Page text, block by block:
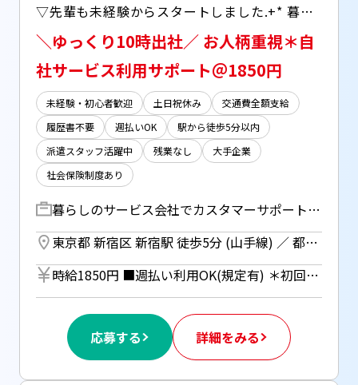
▽先輩も未経験からスタートしました.+* 暮らしのサービスを多角的に展開する、東証プライム上場企業 ▽お電話のお相手は個人ではなく、工務店の方のみ ▽PC入力できればOK ▽ウォーターサーバー利用自由 ▽週払いOK(規定有) 【来社不要*WEB登録受付中】
＼ゆっくり10時出社／ お人柄重視＊自
社サービス利用サポート＠1850円
未経験・初心者歓迎 土日祝休み
交通費全額支給
履歴書不要
週払いOK
駅から徒歩5分以内
派遣スタッフ活躍中
残業なし
大手企業
社会保険制度あり
暮らしのサービス会社でカスタマーサポート 取引先工務店の、 サービス利用サポートです.+* ▽電話での問合せ対応 ・Excelの使い方から住宅に関することまで！ ・1日20～40件程度 ▽セミナー開催のサポート ・会議室のセッティング ・アンケート回収 など ▽お客様のSNSやHPの運営サポート ▽まれにZOOMにてセミナー参加あり ――――――――――――― 電話は取次ぎからスタート！ OJTしていただける環境です。 ―――――――――――――
東京都 新宿区 新宿駅 徒歩5分 (山手線) ／ 都庁前駅 徒歩5分 (都営大江戸線) ／ 西武新宿駅 徒歩10分 (西武新宿線)
時給1850円 ■週払い利用OK(規定有) ＊初回2ヵ月間のみ適用、 3ヵ月目以降は月払い制。 利用についてはご本人様から お仕事紹介時に申請があった場合のみ。
応募する 詳細をみる